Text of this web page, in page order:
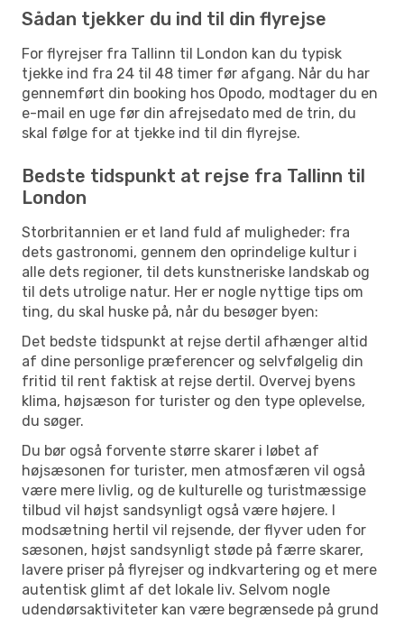
Sådan tjekker du ind til din flyrejse
For flyrejser fra Tallinn til London kan du typisk
tjekke ind fra 24 til 48 timer før afgang. Når du har
gennemført din booking hos Opodo, modtager du en
e-mail en uge før din afrejsedato med de trin, du
skal følge for at tjekke ind til din flyrejse.
Bedste tidspunkt at rejse fra Tallinn til
London
Storbritannien er et land fuld af muligheder: fra
dets gastronomi, gennem den oprindelige kultur i
alle dets regioner, til dets kunstneriske landskab og
til dets utrolige natur. Her er nogle nyttige tips om
ting, du skal huske på, når du besøger byen:
Det bedste tidspunkt at rejse dertil afhænger altid
af dine personlige præferencer og selvfølgelig din
fritid til rent faktisk at rejse dertil. Overvej byens
klima, højsæson for turister og den type oplevelse,
du søger.
Du bør også forvente større skarer i løbet af
højsæsonen for turister, men atmosfæren vil også
være mere livlig, og de kulturelle og turistmæssige
tilbud vil højst sandsynligt også være højere. I
modsætning hertil vil rejsende, der flyver uden for
sæsonen, højst sandsynligt støde på færre skarer,
lavere priser på flyrejser og indkvartering og et mere
autentisk glimt af det lokale liv. Selvom nogle
udendørsaktiviteter kan være begrænsede på grund